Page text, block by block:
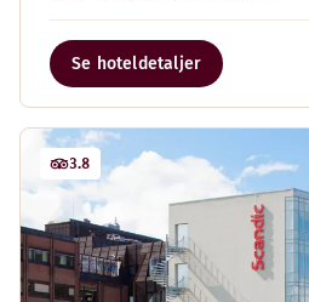
Se hoteldetaljer
3.8